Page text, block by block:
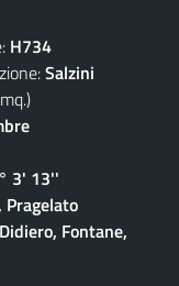
H734
Salzini
3' 13''
Pragelato
Fontane,